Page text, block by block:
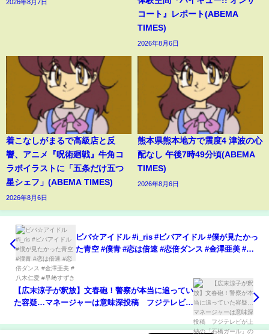
2026年8月7日
コート』レポート(ABEMA
TIMES)
2026年8月6日
着こなしがまるで高級店と反
響、アニメ『呪術廻戦』牛角コ
ラボイラストに「五条だけ五つ
星シェフ」(ABEMA TIMES)
2026年8月6日
熊本県熊本地方で震度4 津波の心
配なし 午後7時49分頃(ABEMA
TIMES)
2026年8月6日
ビバ☆アイドル #i_ris #ビバアイドル #僕が見たかっ
た青空 #僕青 #恋は倍速 #恋倍ダンス #金澤亜美 #八
【広末涼子が釈放】文春砲！警察が本当に追ってい
た容疑…マネージャーは意味深投稿 フジテレビが